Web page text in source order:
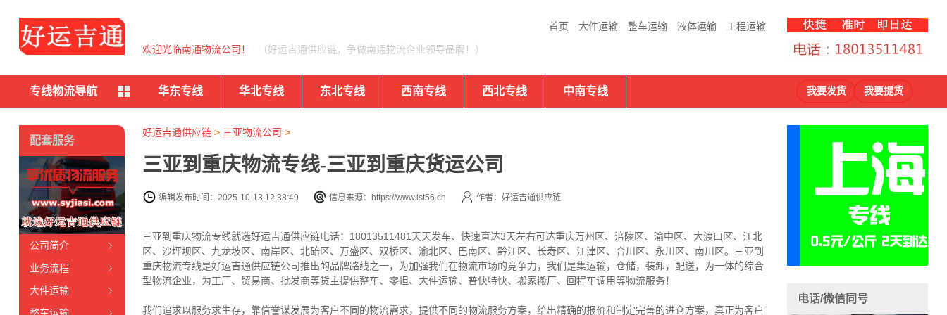
首页 大件运输 整车运输 液体运输 工程运输
欢迎光临南通物流公司！ （好运吉通供应链，争做南通物流企业领导品牌！）
专线物流导航 华东专线 华北专线 东北专线 西南专线 西北专线 中南专线 我要发货 我要提货
好运吉通供应链> 三亚物流公司 >
三亚到重庆物流专线-三亚到重庆货运公司
编辑发布时间：2025-10-13 12:38:49 信息来源：https://www.ist56.cn 作者：好运吉通供应链
三亚到重庆物流专线就选好运吉通供应链电话：18013511481天天发车、快速直达3天左右可达重庆万州区、涪陵区、渝中区、大渡口区、江北
区、沙坪坝区、九龙坡区、南岸区、北碚区、万盛区、双桥区、渝北区、巴南区、黔江区、长寿区、江津区、合川区、永川区、南川区。三亚到
重庆物流专线是好运吉通供应链公司推出的品牌路线之一，为加强我们在物流市场的竞争力，我们是集运输，仓储，装卸，配送，为一体的综合
型物流企业，为工厂、贸易商、批发商等货主提供整车、零担、大件运输、普快特快、搬家搬厂、回程车调用等物流服务！
我们追求以服务求生存，靠信誉谋发展为客户不同的物流需求，提供不同的物流服务方案，给出精确的报价和制定完善的进仓方案，真正为客户
配套服务
公司简介
业务流程
大件运输
电话/微信同号